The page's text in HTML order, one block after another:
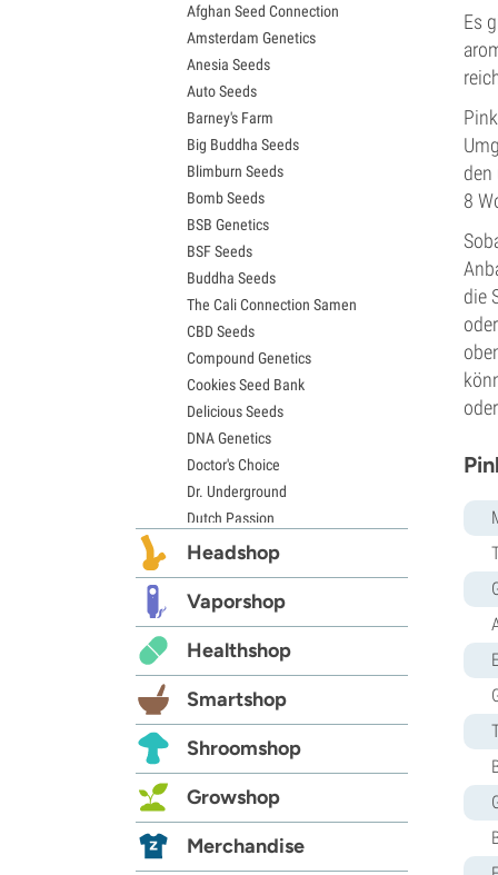
Es
den
8
die
Lemon Haze Samen
Bruce Banner Samen
Gelato Samen
Sour Diesel Samen
Jack Herer Samen
Girl Scout Cookies Samen
Wedding Cake Samen
Zkittlez Samen
Pineapple Express Samen
Chemdawg Samen
Hindu Kush Samen
Mimosa Samen
Afghan Seed Connection
Amsterdam Genetics
Anesia Seeds
Auto Seeds
Barney's Farm
Big Buddha Seeds
Blimburn Seeds
Bomb Seeds
BSB Genetics
BSF Seeds
Buddha Seeds
The Cali Connection Samen
CBD Seeds
Compound Genetics
Cookies Seed Bank
Delicious Seeds
DNA Genetics
Doctor's Choice
Dr. Underground
Dutch Passion
Elite Seeds
Exotic Seed
Expert Seeds
FastBuds
Female Seeds
French Touch Seeds
Garden of Green
GeneSeeds
G13 Labs
Grass-O-Matic
Headshop
Vaporshop
Healthshop
Smartshop
Shroomshop
Growshop
Merchandise